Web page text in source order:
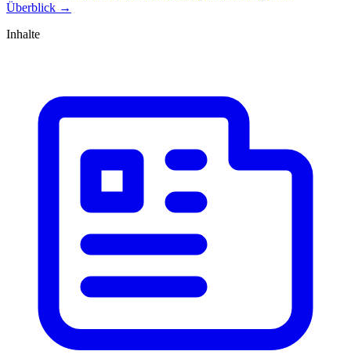
Überblick →
Inhalte